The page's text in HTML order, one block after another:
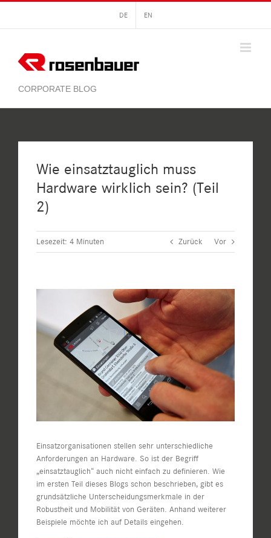
springen
DE EN
Wie einsatztauglich muss
Hardware wirklich sein? (Teil
2)
Lesezeit: 4 Minuten Zurück Vor
Bild
Einsatzorganisationen stellen sehr unterschiedliche
Anforderungen an Hardware. So ist der Begriff
„einsatztauglich“ auch nicht einfach zu definieren. Wie
im ersten Teil dieses Blogs schon beschrieben, gibt es
grundsätzliche Unterscheidungsmerkmale in der
Robustheit und Mobilität von Geräten. Anhand weiterer
Beispiele möchte ich auf Details eingehen.